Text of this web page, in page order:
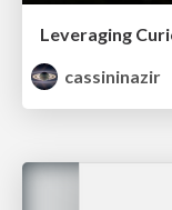
cassininazir